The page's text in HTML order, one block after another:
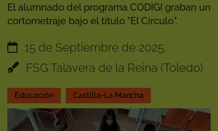
El alumnado del programa CODIGI graban un
cortometraje bajo el título "El Círculo".
15 de Septiembre de 2025
FSG Talavera de la Reina (Toledo)
Educación Castilla-La Mancha